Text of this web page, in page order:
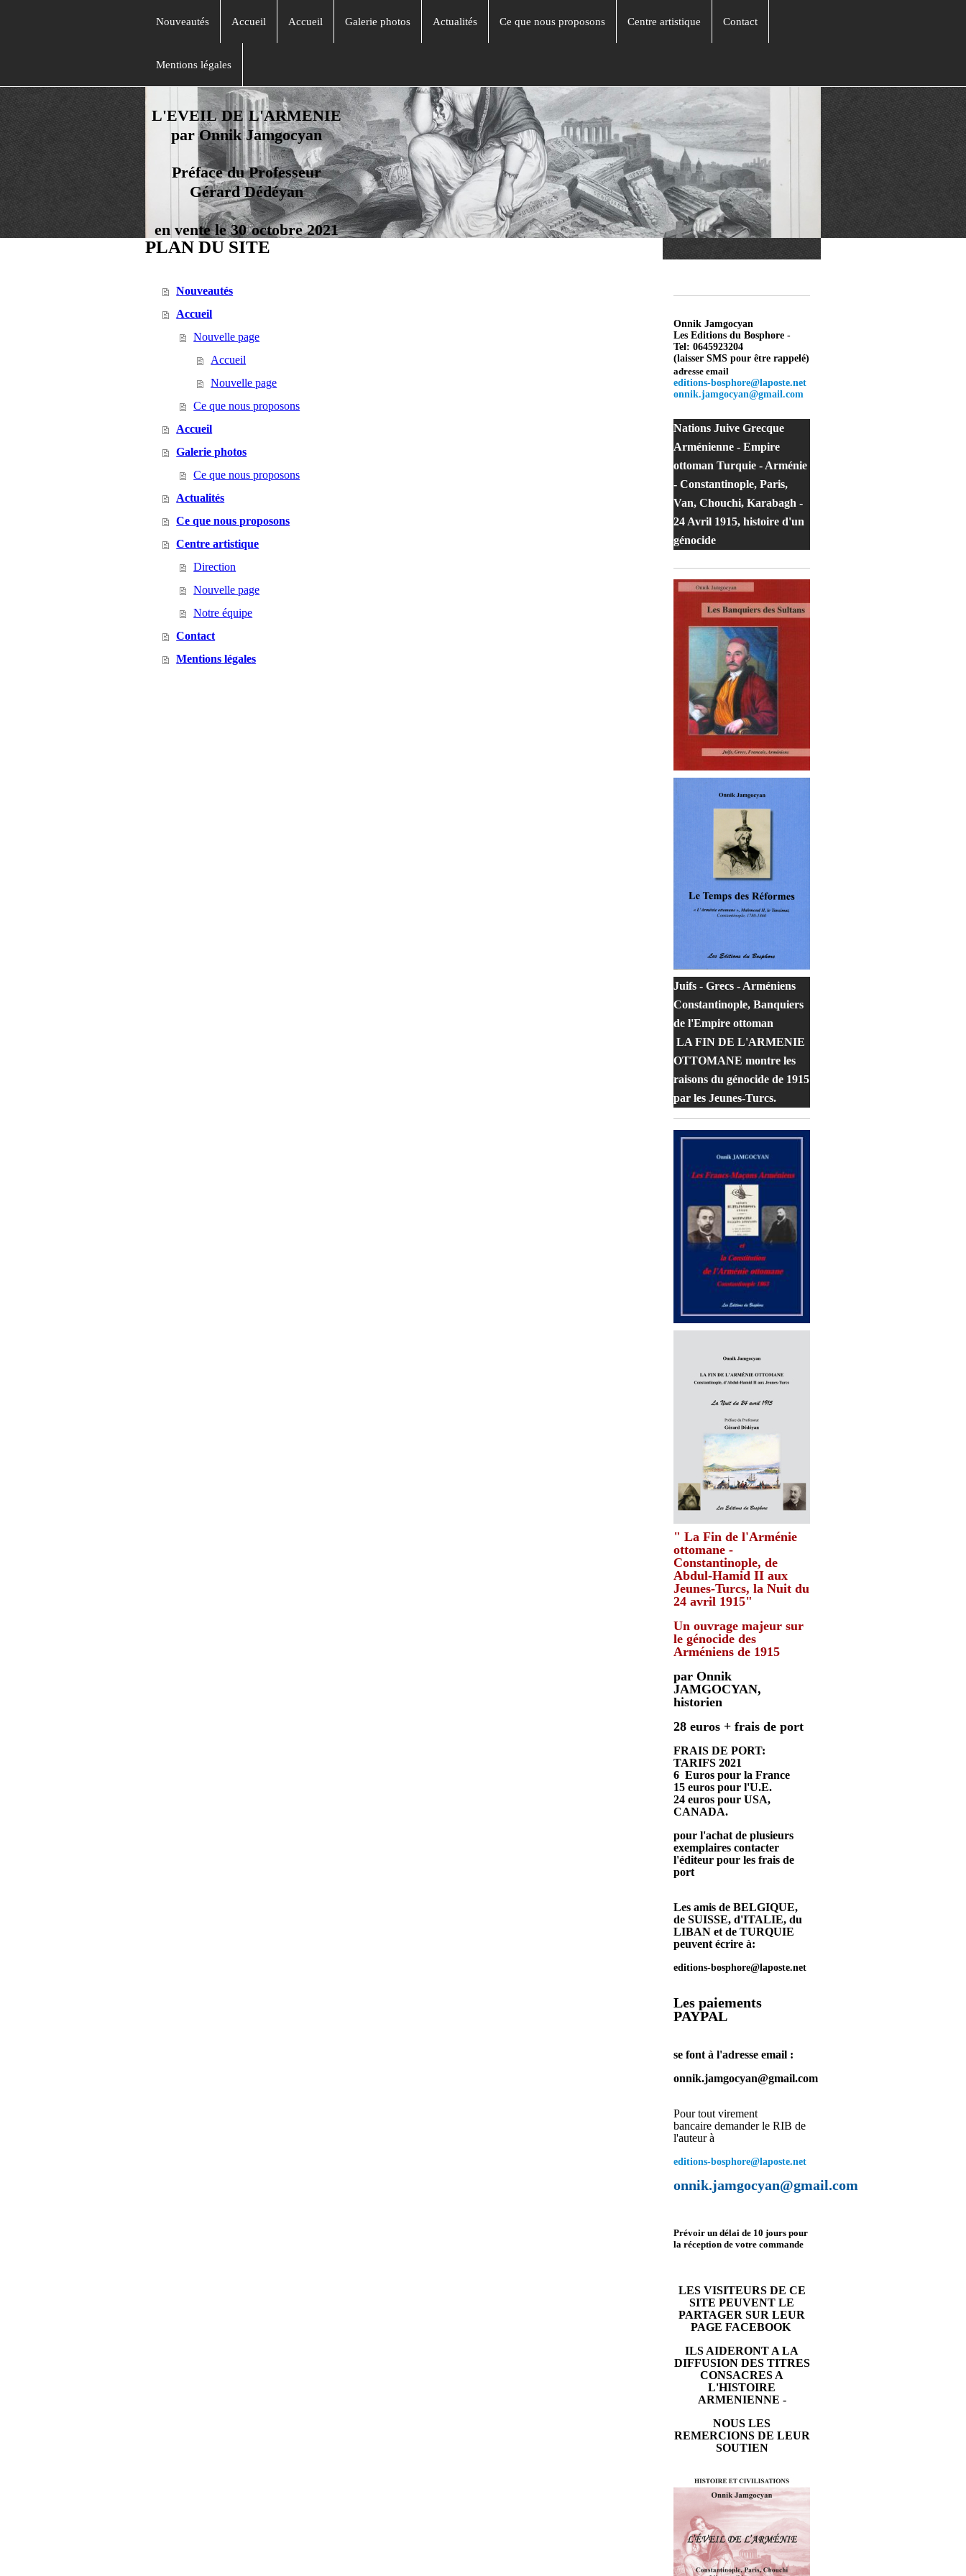
Nouveautés Accueil Accueil Galerie photos Actualités Ce que nous proposons Centre artistique Contact
Mentions légales
L'EVEIL DE L'ARMENIE
par Onnik Jamgocyan
Préface du Professeur
Gérard Dédéyan
en vente le 30 octobre 2021
PLAN DU SITE
Nouveautés
Accueil
Nouvelle page
Accueil
Nouvelle page
Ce que nous proposons
Accueil
Galerie photos
Ce que nous proposons
Actualités
Ce que nous proposons
Centre artistique
Direction
Nouvelle page
Notre équipe
Contact
Mentions légales
Onnik Jamgocyan
Les Editions du Bosphore -
Tel: 0645923204
(laisser SMS pour être rappelé)
adresse email
editions-bosphore@laposte.net
onnik.jamgocyan@gmail.com
Nations Juive Grecque
Arménienne - Empire
ottoman Turquie - Arménie
- Constantinople, Paris,
Van, Chouchi, Karabagh -
24 Avril 1915, histoire d'un
génocide
Juifs - Grecs - Arméniens
Constantinople, Banquiers
de l'Empire ottoman
LA FIN DE L'ARMENIE
OTTOMANE montre les
raisons du génocide de 1915
par les Jeunes-Turcs.
" La Fin de l'Arménie
ottomane -
Constantinople, de
Abdul-Hamid II aux
Jeunes-Turcs, la Nuit du
24 avril 1915"
Un ouvrage majeur sur
le génocide des
Arméniens de 1915
par Onnik
JAMGOCYAN,
historien
28 euros + frais de port
FRAIS DE PORT:
TARIFS 2021
6 Euros pour la France
15 euros pour l'U.E.
24 euros pour USA,
CANADA.
pour l'achat de plusieurs
exemplaires contacter
l'éditeur pour les frais de
port
Les amis de BELGIQUE,
de SUISSE, d'ITALIE, du
LIBAN et de TURQUIE
peuvent écrire à:
editions-bosphore@laposte.net
Les paiements
PAYPAL
se font à l'adresse email :
onnik.jamgocyan@gmail.com
Pour tout virement
bancaire demander le RIB de
l'auteur à
editions-bosphore@laposte.net
onnik.jamgocyan@gmail.com
Prévoir un délai de 10 jours pour
la réception de votre commande
LES VISITEURS DE CE
SITE PEUVENT LE
PARTAGER SUR LEUR
PAGE FACEBOOK
ILS AIDERONT A LA
DIFFUSION DES TITRES
CONSACRES A
L'HISTOIRE
ARMENIENNE -
NOUS LES
REMERCIONS DE LEUR
SOUTIEN